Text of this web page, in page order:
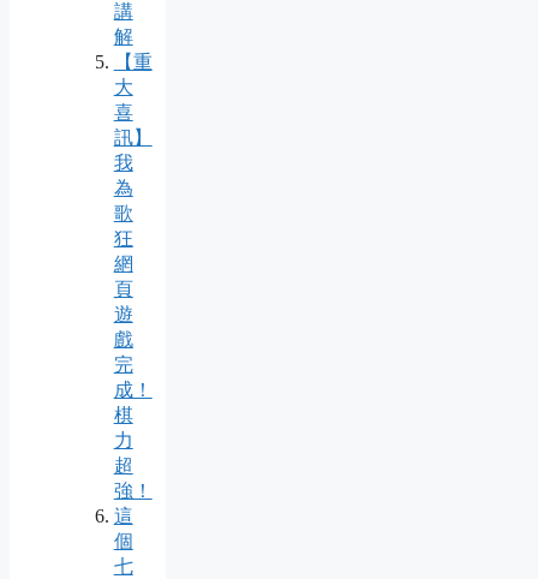
講
解
【重
大
喜
訊】
我
為
歌
狂
網
頁
遊
戲
完
成！
棋
力
超
強！
這
個
七